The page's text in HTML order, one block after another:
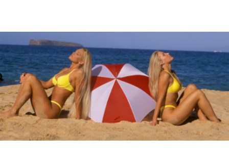
INSTRUCCIONES
TESTIMONIOS
CONTACTO